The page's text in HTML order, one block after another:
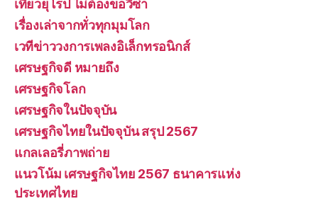
เที่ยวยุโรป ไม่ต้องขอวีซ่า
เรื่องเล่าจากทั่วทุกมุมโลก
เวทีข่าววงการเพลงอิเล็กทรอนิกส์
เศรษฐกิจดี หมายถึง
เศรษฐกิจโลก
เศรษฐกิจในปัจจุบัน
เศรษฐกิจไทยในปัจจุบัน สรุป 2567
แกลเลอรี่ภาพถ่าย
แนวโน้ม เศรษฐกิจไทย 2567 ธนาคารแห่ง
ประเทศไทย